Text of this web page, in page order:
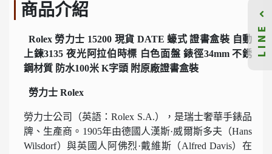
商品介紹
Rolex 勞力士 15200 現貨 DATE 蠔式 證書盒裝 自動
上鍊3135 夜光阿拉伯時標 白色面盤 錶徑34mm 不銹
鋼材質 防水100米 K字頭 附原廠證書盒裝
勞力士 Rolex
勞力士公司（英語：Rolex S.A.），是瑞士奢華手錶品
牌、生產商。1905年由德國人漢斯·威爾斯多夫（Hans
Wilsdorf）與英國人阿佛烈·戴維斯（Alfred Davis）在
LINE